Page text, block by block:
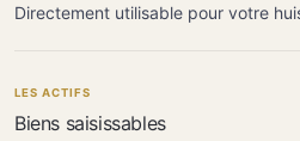
Directement utilisable pour votre
LES ACTIFS
Biens saisissables